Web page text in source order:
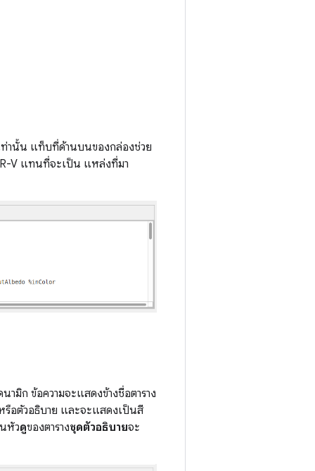
านั้น แท็บที่ด้านบนของกล่องช่วย
V แทนที่จะเป็น แหล่งที่มา
ก ข้อความจะแสดงข้างชื่อตาราง
อตัวอธิบาย และจะแสดงเป็นสี
หัวดูของตารางชุดตัวอธิบายจะ